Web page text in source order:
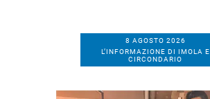
8 AGOSTO 2026
L’INFORMAZIONE DI IMOLA E
CIRCONDARIO